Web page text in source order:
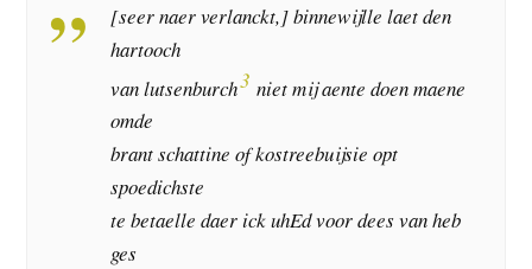
[seer naer verlanckt,] binnewijlle laet den
hartooch
van lutsenburch3 niet mij aente doen maene
omde
brant schattine of kostreebuijsie opt
spoedichste
te betaelle daer ick uhEd voor dees van heb
ges